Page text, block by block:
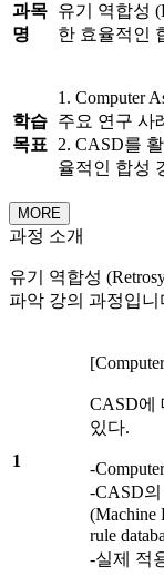
과목
명
유기 역합성
한 효율적인
학습
목표
1. Computer
주요 연구 사
2. CASD를
율적인 합성
MORE
과정 소개
유기 역합성
파악 강의 과정입니
1
CASD에
있다.
-
-CASD의
(Machine
rule
-실제 적